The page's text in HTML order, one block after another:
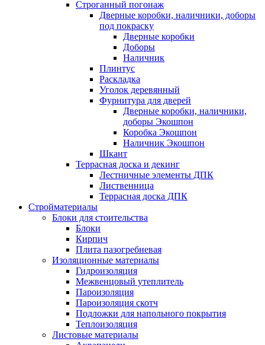
Строганный погонаж
Дверные коробки, наличники, доборы
под покраску
Дверные коробки
Доборы
Наличник
Плинтус
Раскладка
Уголок деревянный
Фурнитура для дверей
Дверные коробки, наличники,
доборы Экошпон
Коробка Экошпон
Наличник Экошпон
Шкант
Террасная доска и декинг
Лестничные элементы ДПК
Лиственница
Террасная доска ДПК
Стройматериалы
Блоки для стоительства
Блоки
Кирпич
Плита пазогребневая
Изоляционные материалы
Гидроизоляция
Межвенцовый утеплитель
Пароизоляция
Пароизоляция скотч
Подложки для напольного покрытия
Теплоизоляция
Листовые материалы